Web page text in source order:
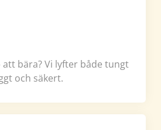
bära? Vi lyfter både tungt
och säkert.